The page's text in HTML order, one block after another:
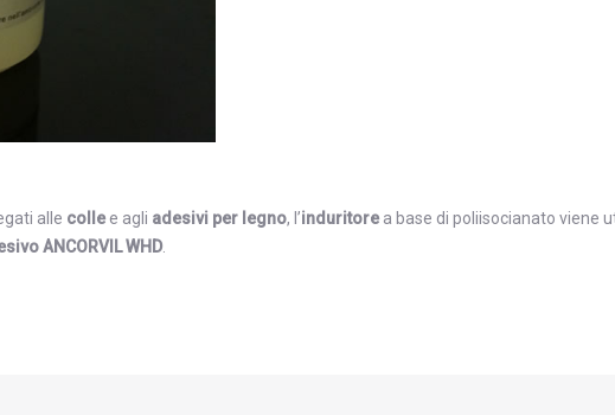
alle collee agli adesivi per legno, l’induritorea base di poliisocianato viene
ANCORVIL WHD